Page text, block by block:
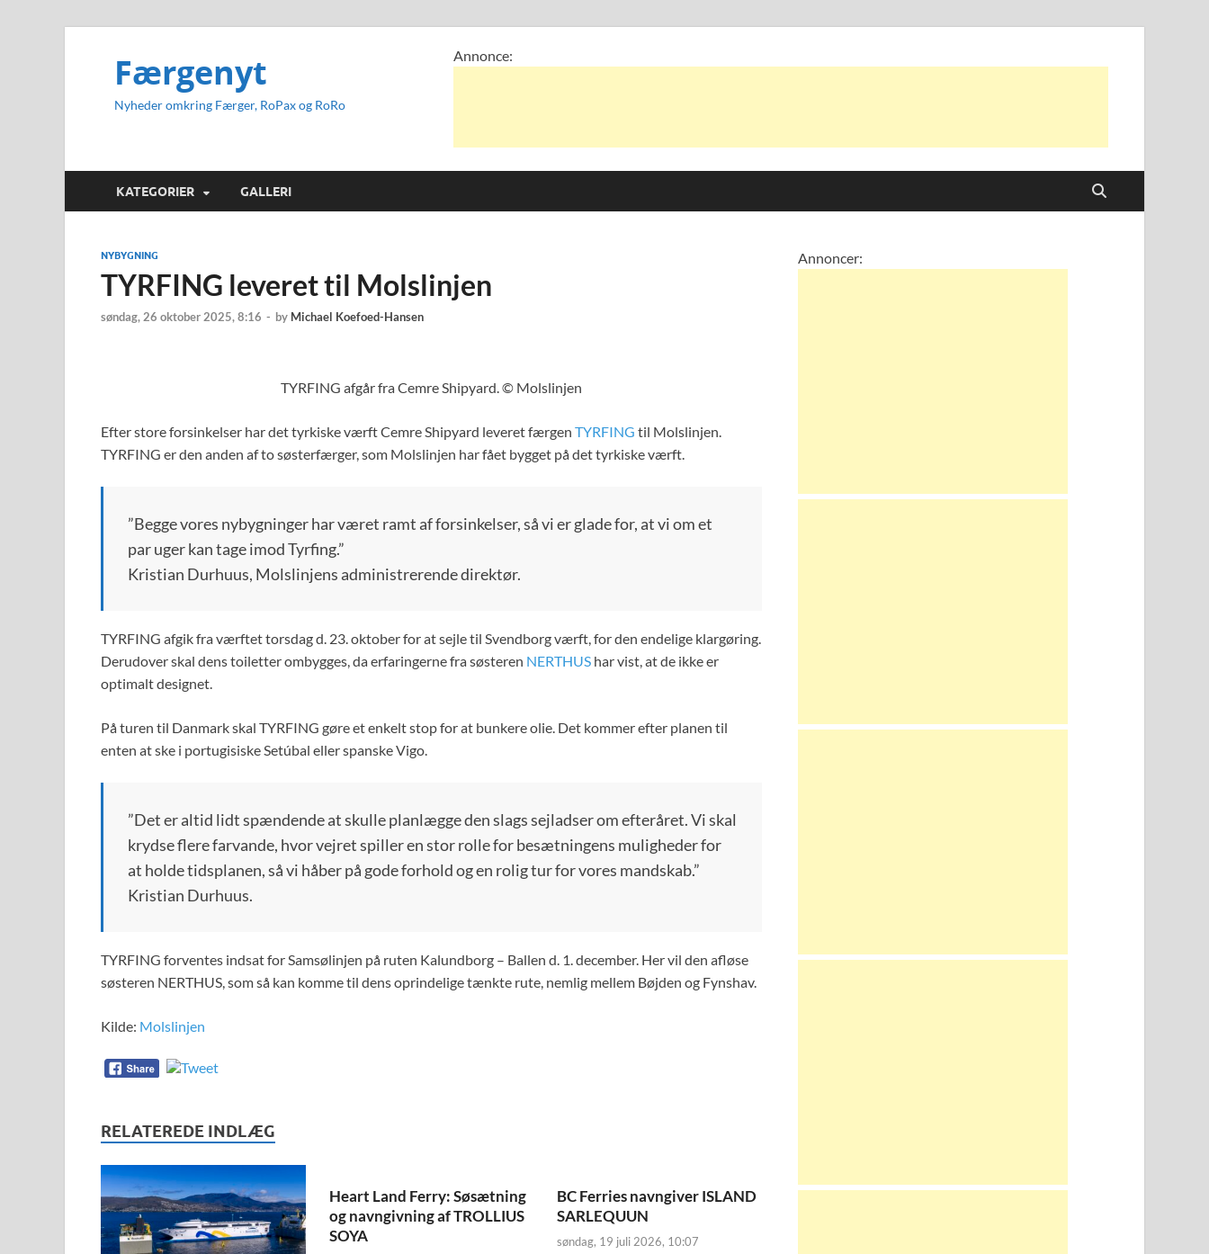
Færgenyt
Nyheder omkring Færger, RoPax og RoRo
Annonce:
KATEGORIER GALLERI
NYBYGNING
TYRFING leveret til Molslinjen
søndag, 26 oktober 2025, 8:16 - by Michael Koefoed-Hansen
TYRFING afgår fra Cemre Shipyard. © Molslinjen
Efter store forsinkelser har det tyrkiske værft Cemre Shipyard leveret færgen TYRFING til Molslinjen.
TYRFING er den anden af to søsterfærger, som Molslinjen har fået bygget på det tyrkiske værft.
”Begge vores nybygninger har været ramt af forsinkelser, så vi er glade for, at vi om et
par uger kan tage imod Tyrfing.”
Kristian Durhuus, Molslinjens administrerende direktør.
TYRFING afgik fra værftet torsdag d. 23. oktober for at sejle til Svendborg værft, for den endelige klargøring.
Derudover skal dens toiletter ombygges, da erfaringerne fra søsteren NERTHUS har vist, at de ikke er
optimalt designet.
På turen til Danmark skal TYRFING gøre et enkelt stop for at bunkere olie. Det kommer efter planen til
enten at ske i portugisiske Setúbal eller spanske Vigo.
”Det er altid lidt spændende at skulle planlægge den slags sejladser om efteråret. Vi skal
krydse flere farvande, hvor vejret spiller en stor rolle for besætningens muligheder for
at holde tidsplanen, så vi håber på gode forhold og en rolig tur for vores mandskab.”
Kristian Durhuus.
TYRFING forventes indsat for Samsølinjen på ruten Kalundborg – Ballen d. 1. december. Her vil den afløse
søsteren NERTHUS, som så kan komme til dens oprindelige tænkte rute, nemlig mellem Bøjden og Fynshav.
Kilde: Molslinjen
RELATEREDE INDLÆG
Heart Land Ferry: Søsætning
og navngivning af TROLLIUS
SOYA
BC Ferries navngiver ISLAND
SARLEQUUN
søndag, 19 juli 2026, 10:07
Annoncer: